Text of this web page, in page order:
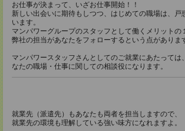
お仕事が決まって、いざお仕事開始！！
新しい出会いに期待もしつつ、はじめての職場は、戸
います。
マンパワーグループのスタッフとして働くメリットの
弊社の担当があなたをフォローするという点がありま
マンパワースタッフさんとしてのご就業にあたっては
なたの職場・仕事に関しての相談役になります。
就業先（派遣先）もあなたも両者を担当しますので、
就業先の環境も理解している強い味方になれますよ。